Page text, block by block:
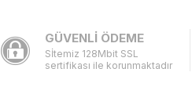
GÜVENLİ ÖDEME
Sİtemiz 128Mbit SSL
sertifikası ile korunmaktadır